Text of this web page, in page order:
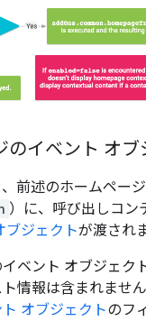
のイベント オブ
前述のホームペー
）に、呼び出しコン
ブジェクトが渡され
ベント オブジェク
情報は含まれませ
オブジェクトのフ